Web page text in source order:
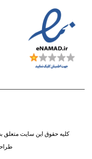
کلیه حقوق این سایت متعلق به